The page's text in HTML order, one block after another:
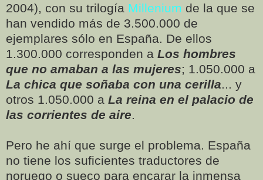
2004), con su trilogía Millenium de la que se
han vendido más de 3.500.000 de
ejemplares sólo en España. De ellos
1.300.000 corresponden a Los hombres
que no amaban a las mujeres; 1.050.000 a
La chica que soñaba con una cerilla... y
otros 1.050.000 a La reina en el palacio de
las corrientes de aire.
Pero he ahí que surge el problema. España
no tiene los suficientes traductores de
noruego o sueco para encarar la inmensa